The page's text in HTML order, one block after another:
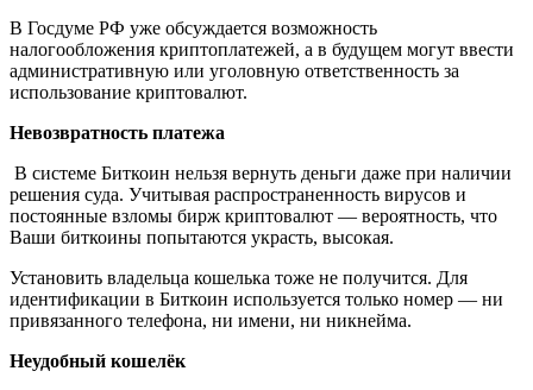
В Госдуме РФ уже обсуждается возможность
налогообложения криптоплатежей, а в будущем могут ввести
административную или уголовную ответственность за
использование криптовалют.
Невозвратность платежа
В системе Биткоин нельзя вернуть деньги даже при наличии
решения суда. Учитывая распространенность вирусов и
постоянные взломы бирж криптовалют — вероятность, что
Ваши биткоины попытаются украсть, высокая.
Установить владельца кошелька тоже не получится. Для
идентификации в Биткоин используется только номер — ни
привязанного телефона, ни имени, ни никнейма.
Неудобный кошелёк